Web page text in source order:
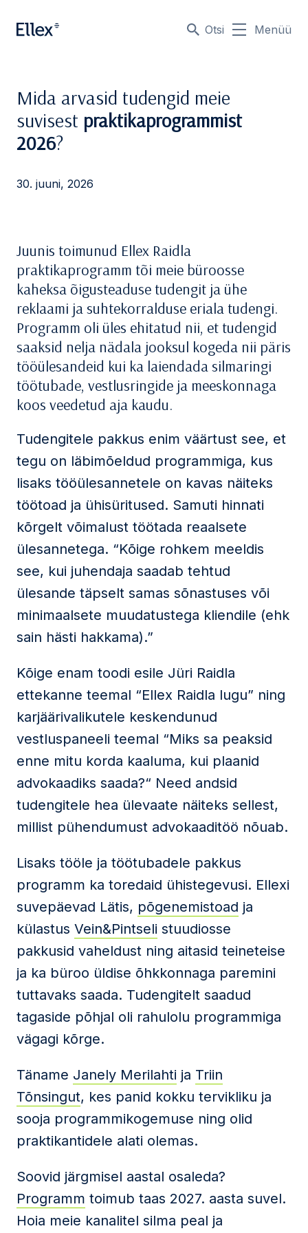
Otsi Menüü
Mida arvasid tudengid meie
suvisest praktikaprogrammist
2026?
30. juuni, 2026
Juunis toimunud Ellex Raidla
praktikaprogramm tõi meie büroosse
kaheksa õigusteaduse tudengit ja ühe
reklaami ja suhtekorralduse eriala tudengi.
Programm oli üles ehitatud nii, et tudengid
saaksid nelja nädala jooksul kogeda nii päris
tööülesandeid kui ka laiendada silmaringi
töötubade, vestlusringide ja meeskonnaga
koos veedetud aja kaudu.
Tudengitele pakkus enim väärtust see, et
tegu on läbimõeldud programmiga, kus
lisaks tööülesannetele on kavas näiteks
töötoad ja ühisüritused. Samuti hinnati
kõrgelt võimalust töötada reaalsete
ülesannetega. “Kõige rohkem meeldis
see, kui juhendaja saadab tehtud
ülesande täpselt samas sõnastuses või
minimaalsete muudatustega kliendile (ehk
sain hästi hakkama).”
Kõige enam toodi esile Jüri Raidla
ettekanne teemal “Ellex Raidla lugu” ning
karjäärivalikutele keskendunud
vestluspaneeli teemal “Miks sa peaksid
enne mitu korda kaaluma, kui plaanid
advokaadiks saada?“ Need andsid
tudengitele hea ülevaate näiteks sellest,
millist pühendumust advokaaditöö nõuab.
Lisaks tööle ja töötubadele pakkus
programm ka toredaid ühistegevusi. Ellexi
suvepäevad Lätis, põgenemistoad ja
külastus Vein&Pintseli stuudiosse
pakkusid vaheldust ning aitasid teineteise
ja ka büroo üldise õhkkonnaga paremini
tuttavaks saada. Tudengitelt saadud
tagaside põhjal oli rahulolu programmiga
vägagi kõrge.
Täname Janely Merilahti ja Triin
Tõnsingut, kes panid kokku tervikliku ja
sooja programmikogemuse ning olid
praktikantidele alati olemas.
Soovid järgmisel aastal osaleda?
Programm toimub taas 2027. aasta suvel.
Hoia meie kanalitel silma peal ja